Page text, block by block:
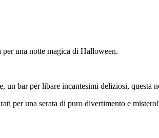
una notte magica di Halloween.
un bar per libare incantesimi deliziosi,
per una serata di puro divertimento e mistero!